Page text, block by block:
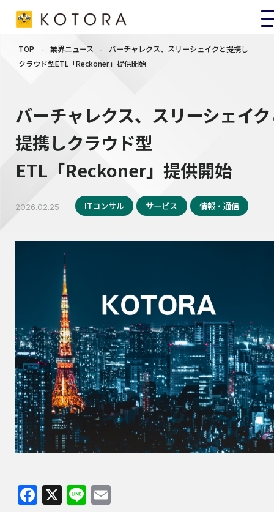
TOP - 業界ニュース -
バーチャレクス、スリーシェイクと提携し
クラウド型ETL「Reckoner」提供開始
バーチャレクス、スリーシェイ
提携しクラウド型
ETL「Reckoner」提供開始
2026.02.25 ITコンサル サービス 情報・通信
Facebook
X Line